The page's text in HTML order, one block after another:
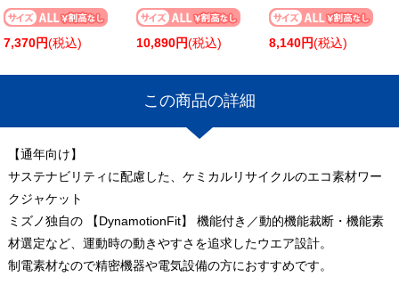
7,370円(税込) 10,890円(税込) 8,140円(税込)
この商品の詳細
【通年向け】
サステナビリティに配慮した、ケミカルリサイクルのエコ素材ワー
クジャケット
ミズノ独自の 【DynamotionFit】 機能付き／動的機能裁断・機能素
材選定など、運動時の動きやすさを追求したウエア設計。
制電素材なので精密機器や電気設備の方におすすめです。